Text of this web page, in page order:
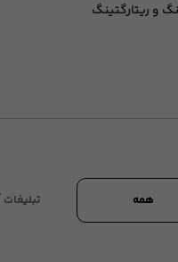
و ریتارگتینگ
همه تبلیغات